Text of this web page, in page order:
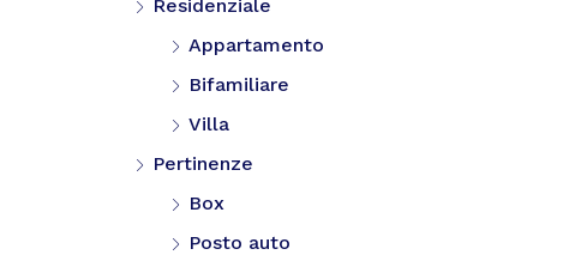
Residenziale
Appartamento
Bifamiliare
Villa
Pertinenze
Box
Posto auto